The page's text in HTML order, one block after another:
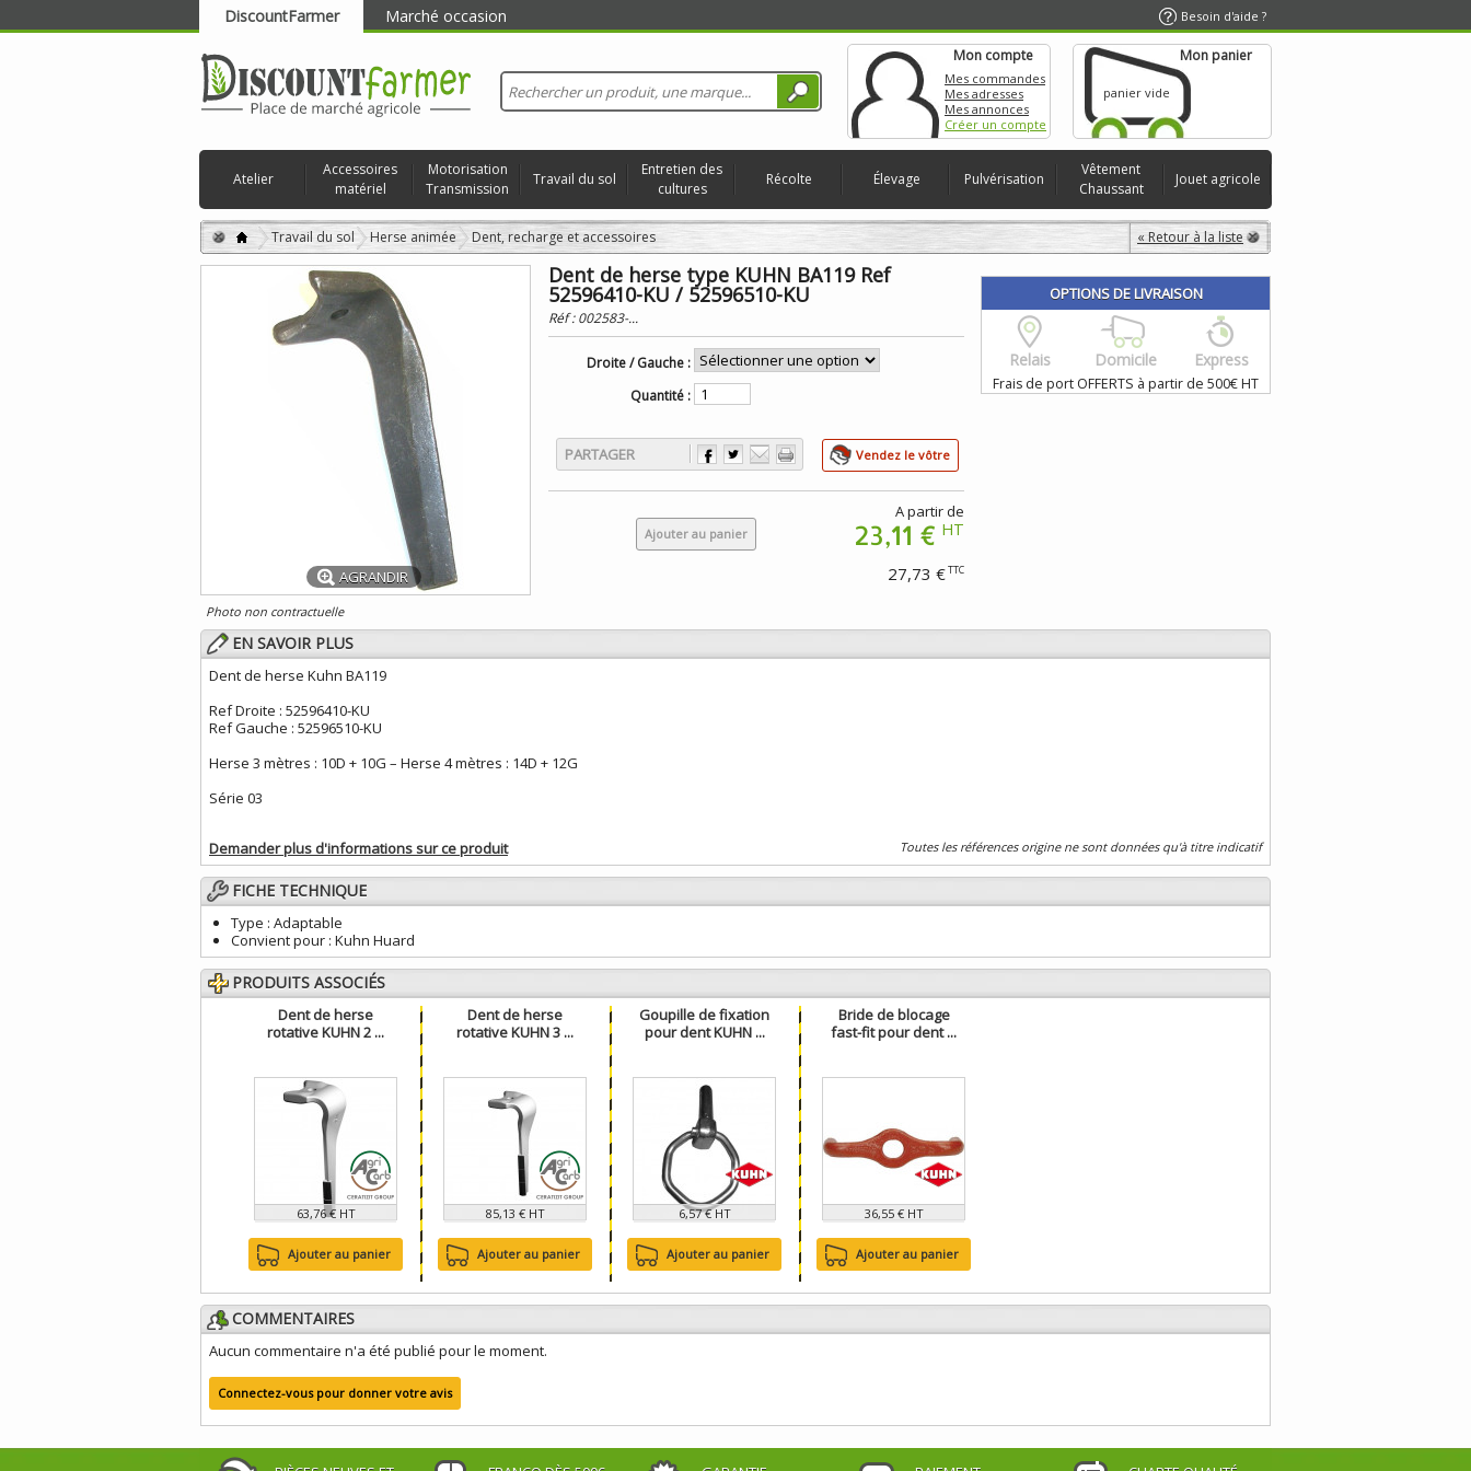
DiscountFarmer Marché occasion Besoin d'aide ?
RECHERCHER
Mon compte
Mes commandes
Mes adresses
Mes annonces
Créer un compte
Mon panier
panier vide
Atelier
Accessoires
matériel
Motorisation
Transmission
Travail du sol
Entretien des
cultures
Récolte Élevage Pulvérisation
Vêtement
Chaussant
Jouet agricole
« Retour à la liste
Travail du sol Herse animée Dent, recharge et accessoires
AGRANDIR
Photo non contractuelle
Dent de herse type KUHN BA119 Ref
52596410-KU / 52596510-KU
Réf :002583-...
Droite / Gauche :
Quantité :
PARTAGER Vendez le vôtre
Ajouter au panier
A partir de
23,11 € HT
27,73 €TTC
OPTIONS DE LIVRAISON
Relais Domicile Express
Frais de port OFFERTS à partir de 500€ HT
EN SAVOIR PLUS
Dent de herse Kuhn BA119
Ref Droite : 52596410-KU
Ref Gauche : 52596510-KU
Herse 3 mètres : 10D + 10G – Herse 4 mètres : 14D + 12G
Série 03
Demander plus d'informations sur ce produit Toutes les références origine ne sont données qu'à titre indicatif
FICHE TECHNIQUE
Type : Adaptable
Convient pour : Kuhn Huard
PRODUITS ASSOCIÉS
Dent de herse
rotative KUHN 2 ...
63,76 € HT
Ajouter au panier
Dent de herse
rotative KUHN 3 ...
85,13 € HT
Ajouter au panier
Goupille de fixation
pour dent KUHN ...
6,57 € HT
Ajouter au panier
Bride de blocage
fast-fit pour dent ...
36,55 € HT
Ajouter au panier
COMMENTAIRES
Aucun commentaire n'a été publié pour le moment.
Connectez-vous pour donner votre avis